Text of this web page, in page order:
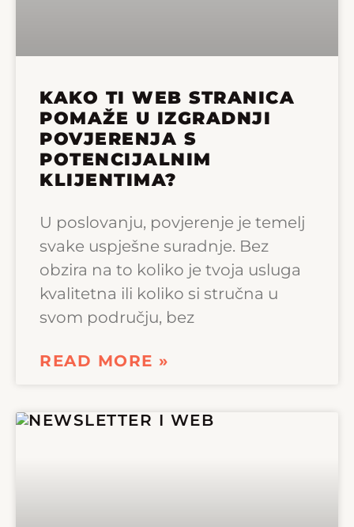
KAKO TI WEB STRANICA
POMAŽE U IZGRADNJI
POVJERENJA S
POTENCIJALNIM
KLIJENTIMA?
U poslovanju, povjerenje je temelj
svake uspješne suradnje. Bez
obzira na to koliko je tvoja usluga
kvalitetna ili koliko si stručna u
svom području, bez
READ MORE »